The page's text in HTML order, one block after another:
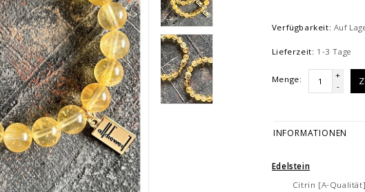
Verfügbarkeit: Auf
Lieferzeit: 1-3 Tage
Menge:
+
-
INFORMATIONEN
Edelstein
Citrin [A-